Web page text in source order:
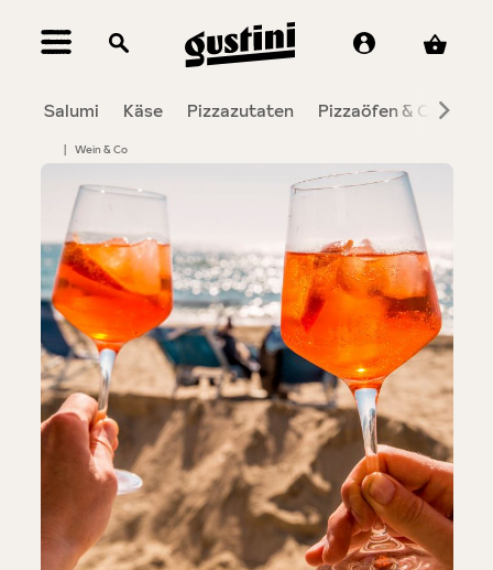
springen
Salumi Käse Pizzazutaten Pizzaöfen & Co.
| Wein & Co